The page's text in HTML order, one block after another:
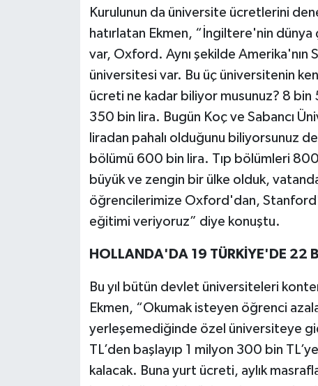
Kurulunun da üniversite ücretlerini
hatırlatan Ekmen, “İngiltere'nin
var, Oxford. Aynı şekilde
üniversitesi var. Bu üç üniversitenin
ücreti ne kadar biliyor musunuz? 8
350 bin lira. Bugün Koç ve Sabancı
liradan pahalı olduğunu biliyorsunuz
bölümü 600 bin lira. Tıp bölümleri
büyük ve zengin bir ülke olduk,
öğrencilerimize Oxford'dan,
eğitimi veriyoruz” diye konuştu.
HOLLANDA'DA 19 TÜRKİYE'DE 22
Bu yıl bütün devlet üniversiteleri
Ekmen, “Okumak isteyen öğrenci
yerleşemediğinde özel üniversiteye
TL’den başlayıp 1 milyon 300 bin
kalacak. Buna yurt ücreti, aylık